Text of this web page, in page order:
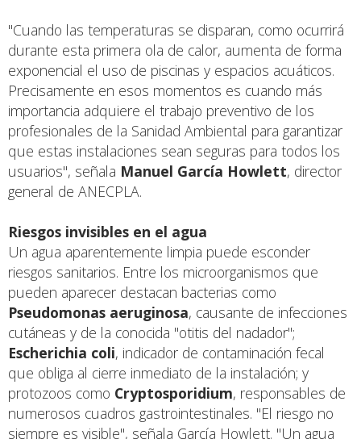
"Cuando las temperaturas se disparan, como ocurrirá
durante esta primera ola de calor, aumenta de forma
exponencial el uso de piscinas y espacios acuáticos.
Precisamente en esos momentos es cuando más
importancia adquiere el trabajo preventivo de los
profesionales de la Sanidad Ambiental para garantizar
que estas instalaciones sean seguras para todos los
usuarios", señala Manuel García Howlett, director
general de ANECPLA.
Riesgos invisibles en el agua
Un agua aparentemente limpia puede esconder
riesgos sanitarios. Entre los microorganismos que
pueden aparecer destacan bacterias como
Pseudomonas aeruginosa, causante de infecciones
cutáneas y de la conocida "otitis del nadador";
Escherichia coli, indicador de contaminación fecal
que obliga al cierre inmediato de la instalación; y
protozoos como Cryptosporidium, responsables de
numerosos cuadros gastrointestinales. "El riesgo no
siempre es visible", señala García Howlett. "Un agua